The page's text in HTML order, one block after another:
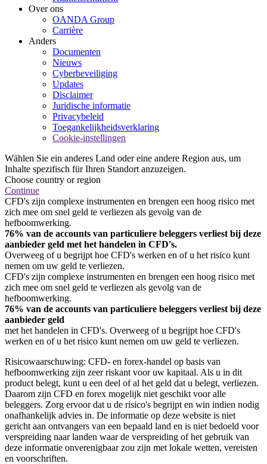
Over ons
OANDA Group
Carrière
Anders
Documenten
Nieuws
Cyberbeveiliging
Updates
Disclaimer
Juridische informatie
Privacybeleid
Toegankelijkheidsverklaring
Cookie-instellingen
Wählen Sie ein anderes Land oder eine andere Region aus, um
Inhalte spezifisch für Ihren Standort anzuzeigen.
Choose country or region
Continue
CFD's zijn complexe instrumenten en brengen een hoog risico met
zich mee om snel geld te verliezen als gevolg van de
hefboomwerking.
76% van de accounts van particuliere beleggers verliest bij deze
aanbieder geld met het handelen in CFD's.
Overweeg of u begrijpt hoe CFD's werken en of u het risico kunt
nemen om uw geld te verliezen.
CFD's zijn complexe instrumenten en brengen een hoog risico met
zich mee om snel geld te verliezen als gevolg van de
hefboomwerking.
76% van de accounts van particuliere beleggers verliest bij deze
aanbieder geld
met het handelen in CFD's. Overweeg of u begrijpt hoe CFD's
werken en of u het risico kunt nemen om uw geld te verliezen.
Risicowaarschuwing: CFD- en forex-handel op basis van
hefboomwerking zijn zeer riskant voor uw kapitaal. Als u in dit
product belegt, kunt u een deel of al het geld dat u belegt, verliezen.
Daarom zijn CFD en forex mogelijk niet geschikt voor alle
beleggers. Zorg ervoor dat u de risico's begrijpt en win indien nodig
onafhankelijk advies in. De informatie op deze website is niet
gericht aan ontvangers van een bepaald land en is niet bedoeld voor
verspreiding naar landen waar de verspreiding of het gebruik van
deze informatie onverenigbaar zou zijn met lokale wetten, vereisten
en voorschriften.